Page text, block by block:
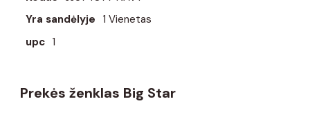
Yra sandėlyje 1 Vienetas
upc 1
Prekės ženklas Big Star